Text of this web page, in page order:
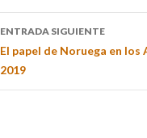
ENTRADA SIGUIENTE
El papel de Noruega en
2019